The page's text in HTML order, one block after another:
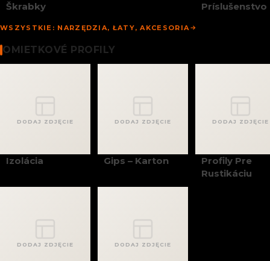
Škrabky
Príslušenstvo
WSZYSTKIE: NARZĘDZIA, ŁATY, AKCESORIA
OMIETKOVÉ PROFILY
DODAJ ZDJĘCIE
Izolácia
DODAJ ZDJĘCIE
Gips – Karton
DODAJ ZDJĘCIE
Profily Pre
Rustikáciu
DODAJ ZDJĘCIE DODAJ ZDJĘCIE